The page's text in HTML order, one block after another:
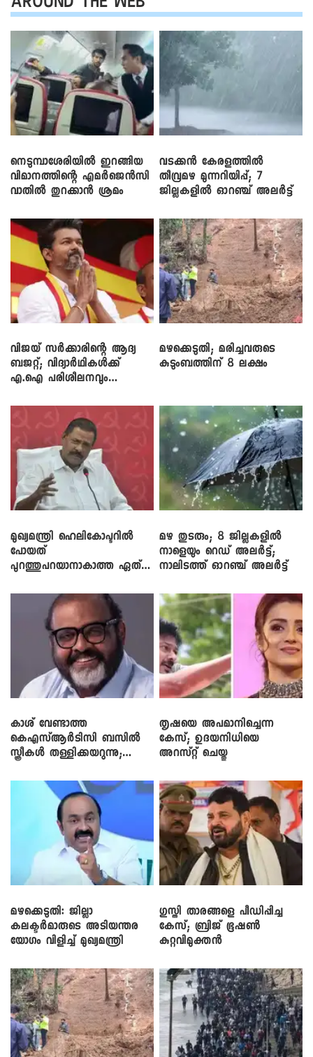
AROUND THE WEB
നെടുമ്പാശേരിയിൽ ഇറങ്ങിയ
വിമാനത്തിന്റെ എമർജെൻസി
വാതിൽ തുറക്കാൻ ശ്രമം
വടക്കൻ കേരളത്തിൽ
തീവ്രമഴ മുന്നറിയിപ്പ്; 7
ജില്ലകളിൽ ഓറഞ്ച് അലർട്ട്
വിജയ് സർക്കാരിന്റെ ആദ്യ
ബജറ്റ്; വിദ്യാർഥികൾക്ക്
എ.ഐ പരിശീലനവും
മഴക്കെടുതി; മരിച്ചവരുടെ
കുടുംബത്തിന് 8 ലക്ഷം
മുഖ്യമന്ത്രി ഹെലികോപ്ടറിൽ
പോയത്
പുറത്തുപറയാനാകാത്ത ഏത്
മഴ തുടരും; 8 ജില്ലകളിൽ
നാളെയും റെഡ് അലർട്ട്;
നാലിടത്ത് ഓറഞ്ച് അലർട്ട്
കാശ് വേണ്ടാത്ത
കെഎസ്ആർടിസി ബസിൽ
സ്ത്രീകൾ തള്ളിക്കയറുന്നു;
തൃഷയെ അപമാനിച്ചെന്ന
കേസ്; ഉദയനിധിയെ
അറസ്റ്റ് ചെയ്തു
മഴക്കെടുതി: ജില്ലാ
കലക്ടർമാരുടെ അടിയന്തര
യോഗം വിളിച്ച് മുഖ്യമന്ത്രി
​ഗുസ്തി താരങ്ങളെ പീഡിപ്പിച്ച
കേസ്; ബ്രിജ് ഭൂഷൺ
കുറ്റവിമുക്തൻ